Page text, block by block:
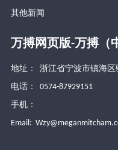
其他新闻
万搏网页版-万搏（
地址： 浙江省宁波市镇海
电话： 0574-87929151
手机：
Email: